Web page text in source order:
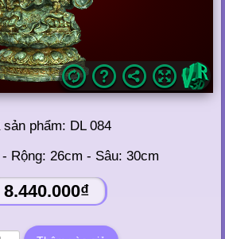
sản phẩm: DL 084
Rộng: 26cm - Sâu: 30cm
8.440.000₫